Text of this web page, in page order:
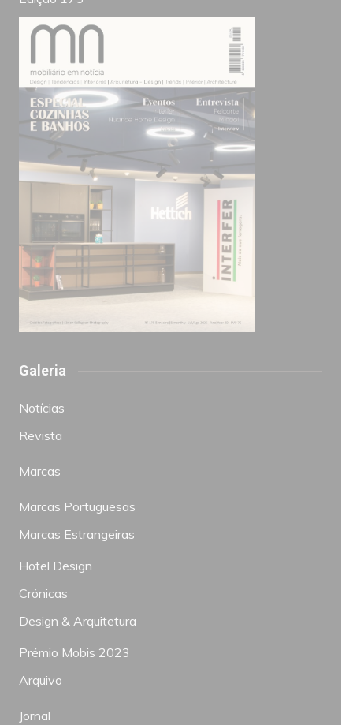
Galeria
Notícias
Revista
Marcas
Marcas Portuguesas
Marcas Estrangeiras
Hotel Design
Crónicas
Design & Arquitetura
Prémio Mobis 2023
Arquivo
Jornal